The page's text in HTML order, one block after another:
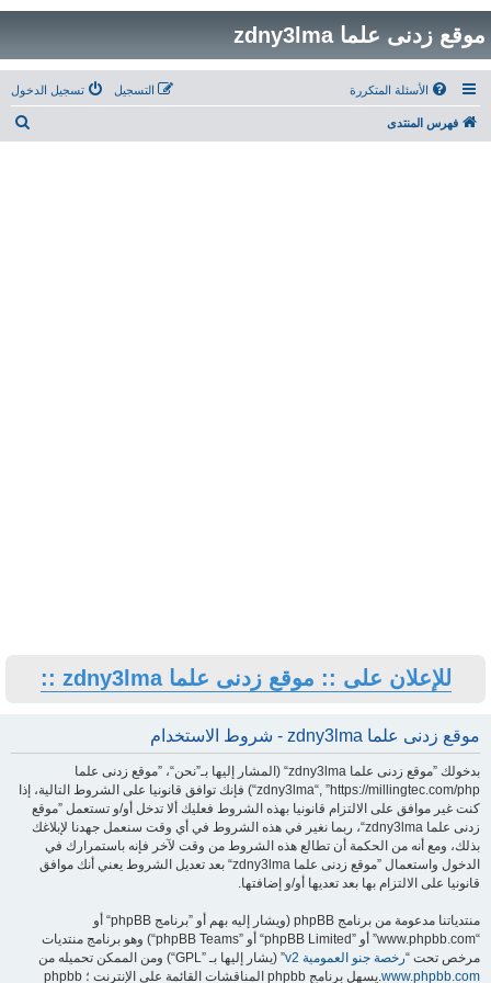
موقع زدنى علما zdny3lma
الأسئلة المتكررة تسجيل الدخول التسجيل
فهرس المنتدى
للإعلان على :: موقع زدنى علما zdny3lma ::
موقع زدنى علما zdny3lma - شروط الاستخدام
بدخولك ”موقع زدنى علما zdny3lma“ (المشار إليها بـ”نحن“، ”موقع زدنى علما
zdny3lma“, ”https://millingtec.com/php“) فإنك توافق قانونيا على الشروط التالية، إذا
كنت غير موافق على الالتزام قانونيا بهذه الشروط فعليك ألا تدخل أو/و تستعمل ”موقع
زدنى علما zdny3lma“، ربما نغير في هذه الشروط في أي وقت سنعمل جهدنا لإبلاغك
بذلك، ومع أنه من الحكمة أن تطالع هذه الشروط من وقت لآخر فإنه باستمرارك في
الدخول واستعمال ”موقع زدنى علما zdny3lma“ بعد تعديل الشروط يعني أنك موافق
قانونيا على الالتزام بها بعد تعديها أو/و إضافتها.
منتدياتنا مدعومة من برنامج phpBB (ويشار إليه بهم أو ”برنامج phpBB“ أو
“www.phpbb.com” أو ”phpBB Limited“ أو ”phpBB Teams“) وهو برنامج منتديات
مرخص تحت “رخصة جنو العمومية v2
” (يشار إليها بـ ”GPL“) ومن الممكن تحميله من
www.phpbb.com
.يسهل برنامج phpbb المناقشات القائمة على الإنترنت ؛ phpbb